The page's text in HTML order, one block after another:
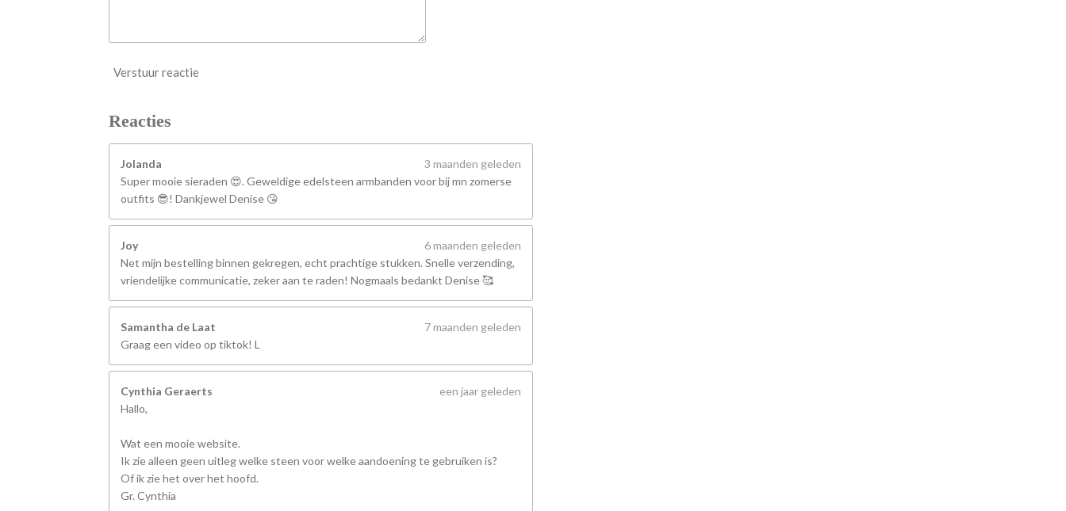
Verstuur reactie
Reacties
Jolanda
3 maanden geleden
Super mooie sieraden 😍. Geweldige edelsteen armbanden voor bij mn zomerse
outfits 😎! Dankjewel Denise 😘
Joy
6 maanden geleden
Net mijn bestelling binnen gekregen, echt prachtige stukken. Snelle verzending,
vriendelijke communicatie, zeker aan te raden! Nogmaals bedankt Denise 🥰
Samantha de Laat
7 maanden geleden
Graag een video op tiktok! L
Cynthia Geraerts
een jaar geleden
Hallo,
Wat een mooie website.
Ik zie alleen geen uitleg welke steen voor welke aandoening te gebruiken is?
Of ik zie het over het hoofd.
Gr. Cynthia